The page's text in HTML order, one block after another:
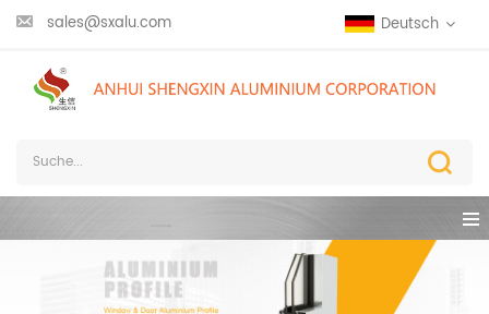
sales@sxalu.com Deutsch